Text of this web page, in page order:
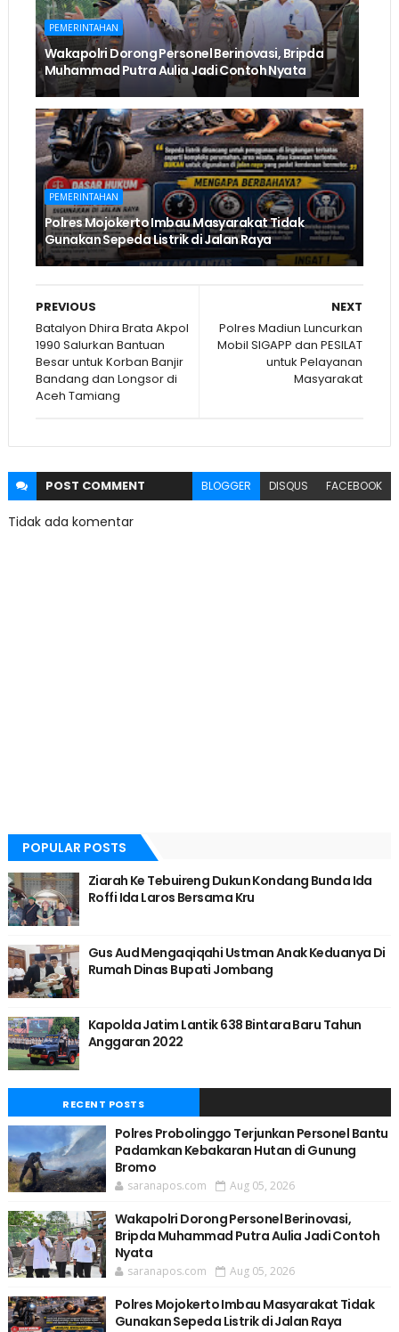
PEMERINTAHAN
Wakapolri Dorong Personel Berinovasi, Bripda
Muhammad Putra Aulia Jadi Contoh Nyata
PEMERINTAHAN
Polres Mojokerto Imbau Masyarakat Tidak
Gunakan Sepeda Listrik di Jalan Raya
NEXT
Polres Madiun Luncurkan
Mobil SIGAPP dan PESILAT
untuk Pelayanan
Masyarakat
PREVIOUS
Batalyon Dhira Brata Akpol
1990 Salurkan Bantuan
Besar untuk Korban Banjir
Bandang dan Longsor di
Aceh Tamiang
POST COMMENT BLOGGER DISQUS FACEBOOK
Tidak ada komentar
POPULAR POSTS
Ziarah Ke Tebuireng Dukun Kondang Bunda Ida
Roffi Ida Laros Bersama Kru
Gus Aud Mengaqiqahi Ustman Anak Keduanya Di
Rumah Dinas Bupati Jombang
Kapolda Jatim Lantik 638 Bintara Baru Tahun
Anggaran 2022
RECENT POSTS
Polres Probolinggo Terjunkan Personel Bantu
Padamkan Kebakaran Hutan di Gunung
Bromo
saranapos.com Aug 05, 2026
Wakapolri Dorong Personel Berinovasi,
Bripda Muhammad Putra Aulia Jadi Contoh
Nyata
saranapos.com Aug 05, 2026
Polres Mojokerto Imbau Masyarakat Tidak
Gunakan Sepeda Listrik di Jalan Raya